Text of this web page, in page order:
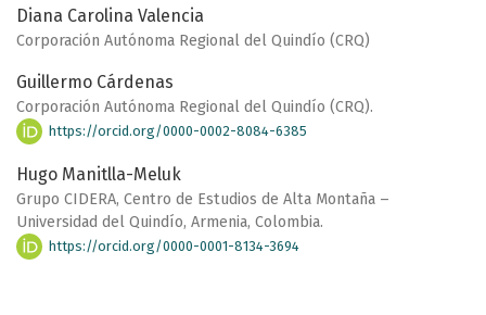
Diana Carolina Valencia
Corporación Autónoma Regional del Quindío (CRQ)
Guillermo Cárdenas
Corporación Autónoma Regional del Quindío (CRQ).
https://orcid.org/0000-0002-8084-6385
Hugo Manitlla-Meluk
Grupo CIDERA, Centro de Estudios de Alta Montaña –
Universidad del Quindío, Armenia, Colombia.
https://orcid.org/0000-0001-8134-3694